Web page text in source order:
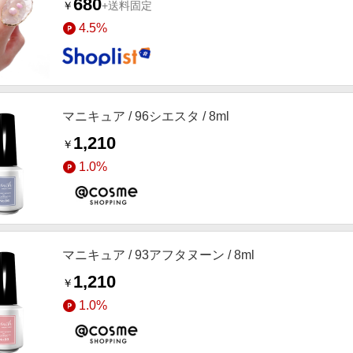
￥680+送料固定
4.5%
マニキュア / 96シエスタ / 8ml
￥ 1,210
1.0%
マニキュア / 93アフタヌーン / 8ml
￥ 1,210
1.0%